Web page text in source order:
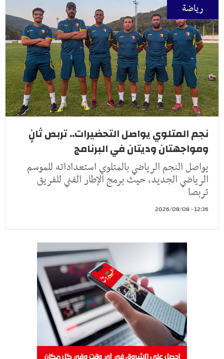
رياضة
نجم المتلوي يواصل التحضيرات.. تربص ثانٍ
ومواجهتان وديتان في البرنامج
يواصل النجم الرياضي بالمتلوي استعداداته للموسم
الرياضي الجديد، حيث برمج الإطار الفني للفريق
تربصا
12:36 - 2026/08/08